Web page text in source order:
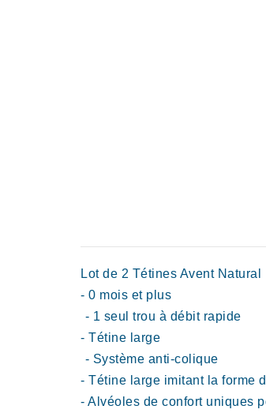
Lot de 2 Tétines Avent Natural
- 0 mois et plus
- 1 seul trou à débit rapide
- Tétine large
- Système anti-colique
- Tétine large imitant la forme
- Alvéoles de confort uniques